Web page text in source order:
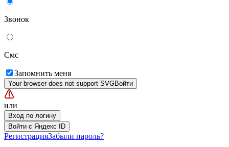
Звонок
Смс
Запомнить меня
Your browser does not support SVGВойти
или
Вход по логину
Войти с Яндекс ID
РегистрацияЗабыли пароль?